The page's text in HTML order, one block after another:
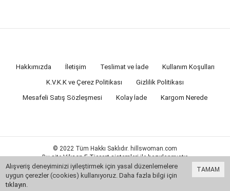
Hakkımızda İletişim Teslimat ve İade
Kullanım Koşulları
K.V.K.K ve Çerez Politikası
Gizlilik Politikası
Mesafeli Satış Sözleşmesi
Kolay İade Kargom Nerede
© 2022 Tüm Hakkı Saklıdır. hillswoman.com
Bu siteVikaon E-Ticaret sistemleriile hazırlanmıştır.
TAMAM
Alışveriş deneyiminizi iyileştirmek için yasal düzenlemelere
uygun çerezler (cookies) kullanıyoruz. Daha fazla bilgi için
tıklayın.